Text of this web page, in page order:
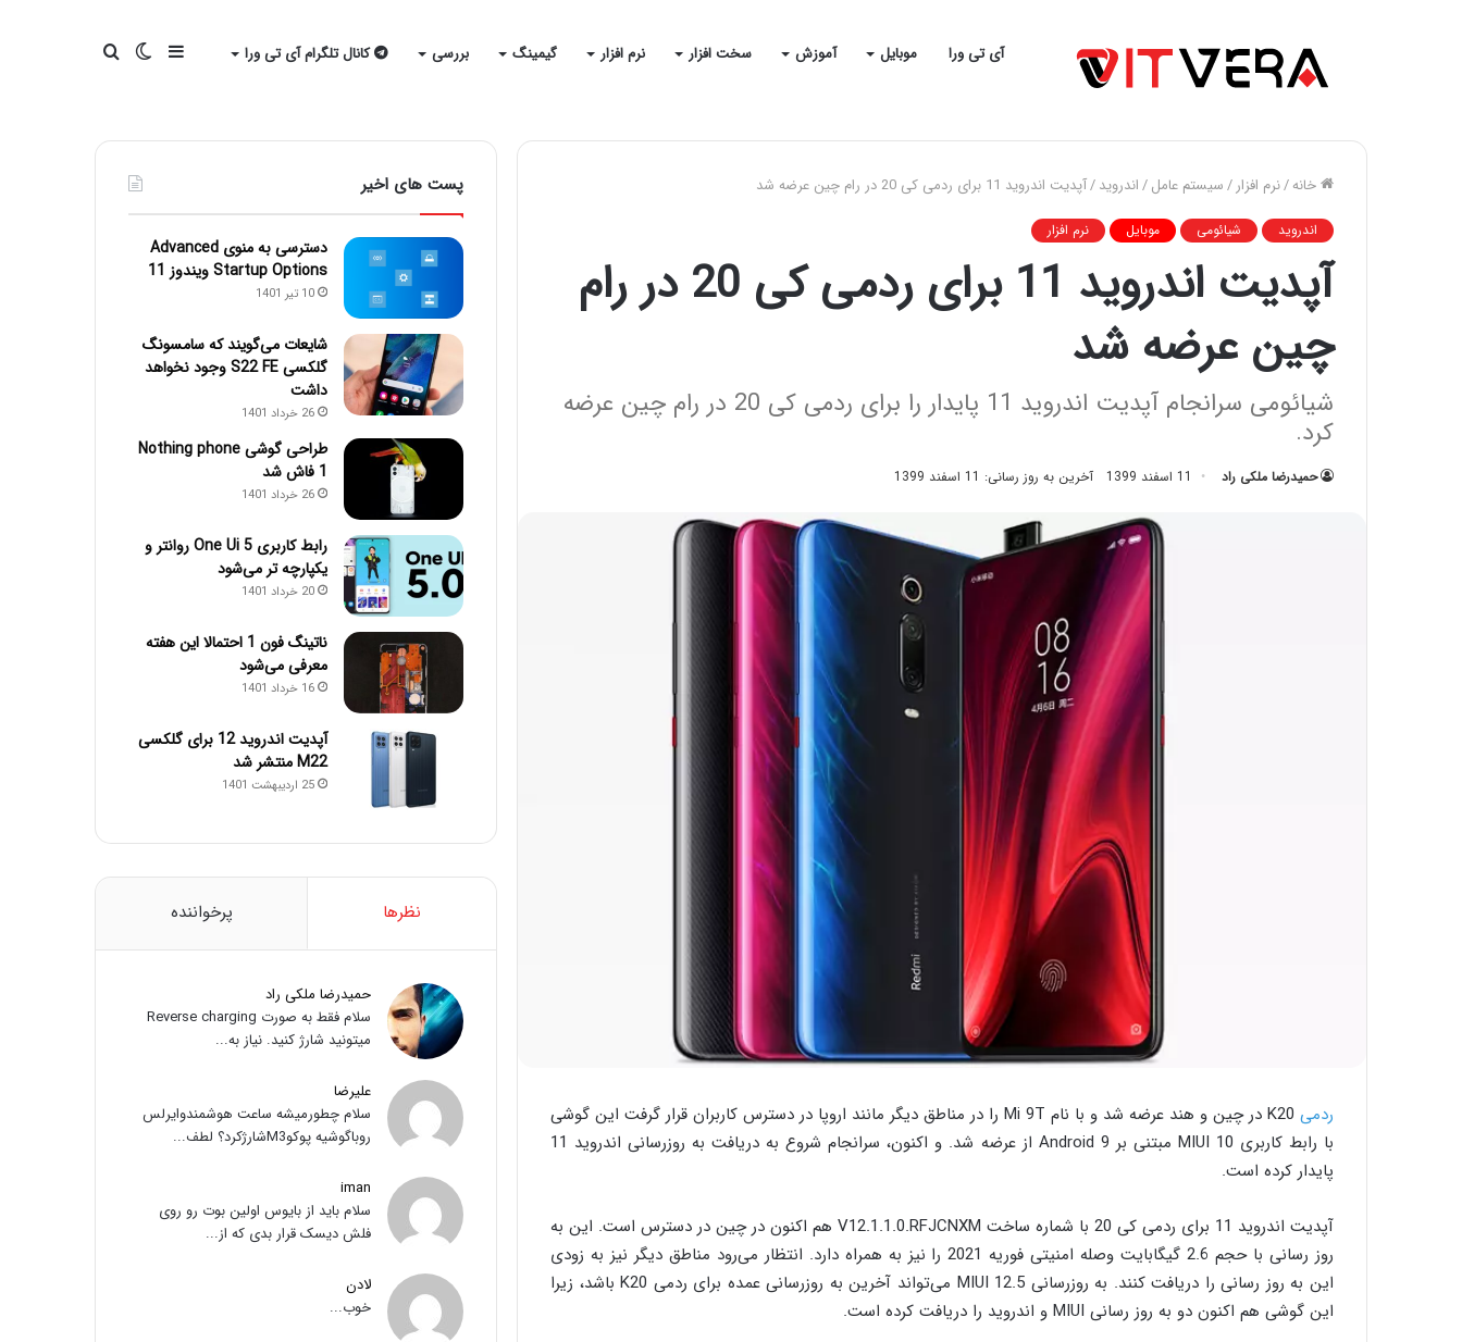
آی تی ورا موبایل آموزش سخت افزار نرم افزار گیمینگ بررسی کانال تلگرام آی تی ورا تغییرسایدبار
خانه/نرم افزار /سیستم عامل/اندروید/آپدیت اندروید 11 برای ردمی کی 20 در رام چین عرضه شد
اندروید شیائومی موبایل نرم افزار
آپدیت اندروید 11 برای ردمی کی 20 در رام
چین عرضه شد
شیائومی سرانجام آپدیت اندروید 11 پایدار را برای ردمی کی 20 در رام چین عرضه
کرد.
حمیدرضا ملکی راد 11 اسفند 1399 آخرین به روز رسانی: 11 اسفند 1399
ردمی
K20 در چین و هند عرضه شد و با نام Mi 9T را در مناطق دیگر مانند اروپا در دسترس کاربران قرار گرفت این گوشی
با رابط کاربری MIUI 10 مبتنی بر Android 9 از عرضه شد. و اکنون، سرانجام شروع به دریافت به روزرسانی اندروید 11
پایدار کرده است.
آپدیت اندروید 11 برای ردمی کی 20 با شماره ساخت V12.1.1.0.RFJCNXM هم اکنون در چین در دسترس است. این به
روز رسانی با حجم 2.6 گیگابایت وصله امنیتی فوریه 2021 را نیز به همراه دارد. انتظار می‌رود مناطق دیگر نیز به زودی
این به روز رسانی را دریافت کنند. به روزرسانی MIUI 12.5 می‌تواند آخرین به روزرسانی عمده برای ردمی K20 باشد، زیرا
این گوشی هم اکنون دو به روز رسانی MIUI و اندروید را دریافت کرده است.
پست های اخیر
دسترسی به منوی Advanced
Startup Options ویندوز 11
10 تیر 1401
شایعات می‌گویند که سامسونگ
گلکسی S22 FE وجود نخواهد
داشت
26 خرداد 1401
طراحی گوشی Nothing phone
1 فاش شد
26 خرداد 1401
رابط کاربری One Ui 5 روانتر و
یکپارچه تر می‌شود
20 خرداد 1401
ناتینگ فون 1 احتمالا این هفته
معرفی می‌شود
16 خرداد 1401
آپدیت اندروید 12 برای گلکسی
M22 منتشر شد
25 اردیبهشت 1401
نظرها پرخواننده
حمیدرضا ملکی راد
سلام فقط به صورت Reverse charging
میتونید شارژ کنید. نیاز به...
علیرضا
سلام چطورمیشه ساعت هوشمندوایرلس
روباگوشیه پوکوM3شارژکرد؟ لطف...
iman
سلام باید از بایوس اولین بوت رو روی
فلش دیسک قرار بدی که از...
لادن
خوب...